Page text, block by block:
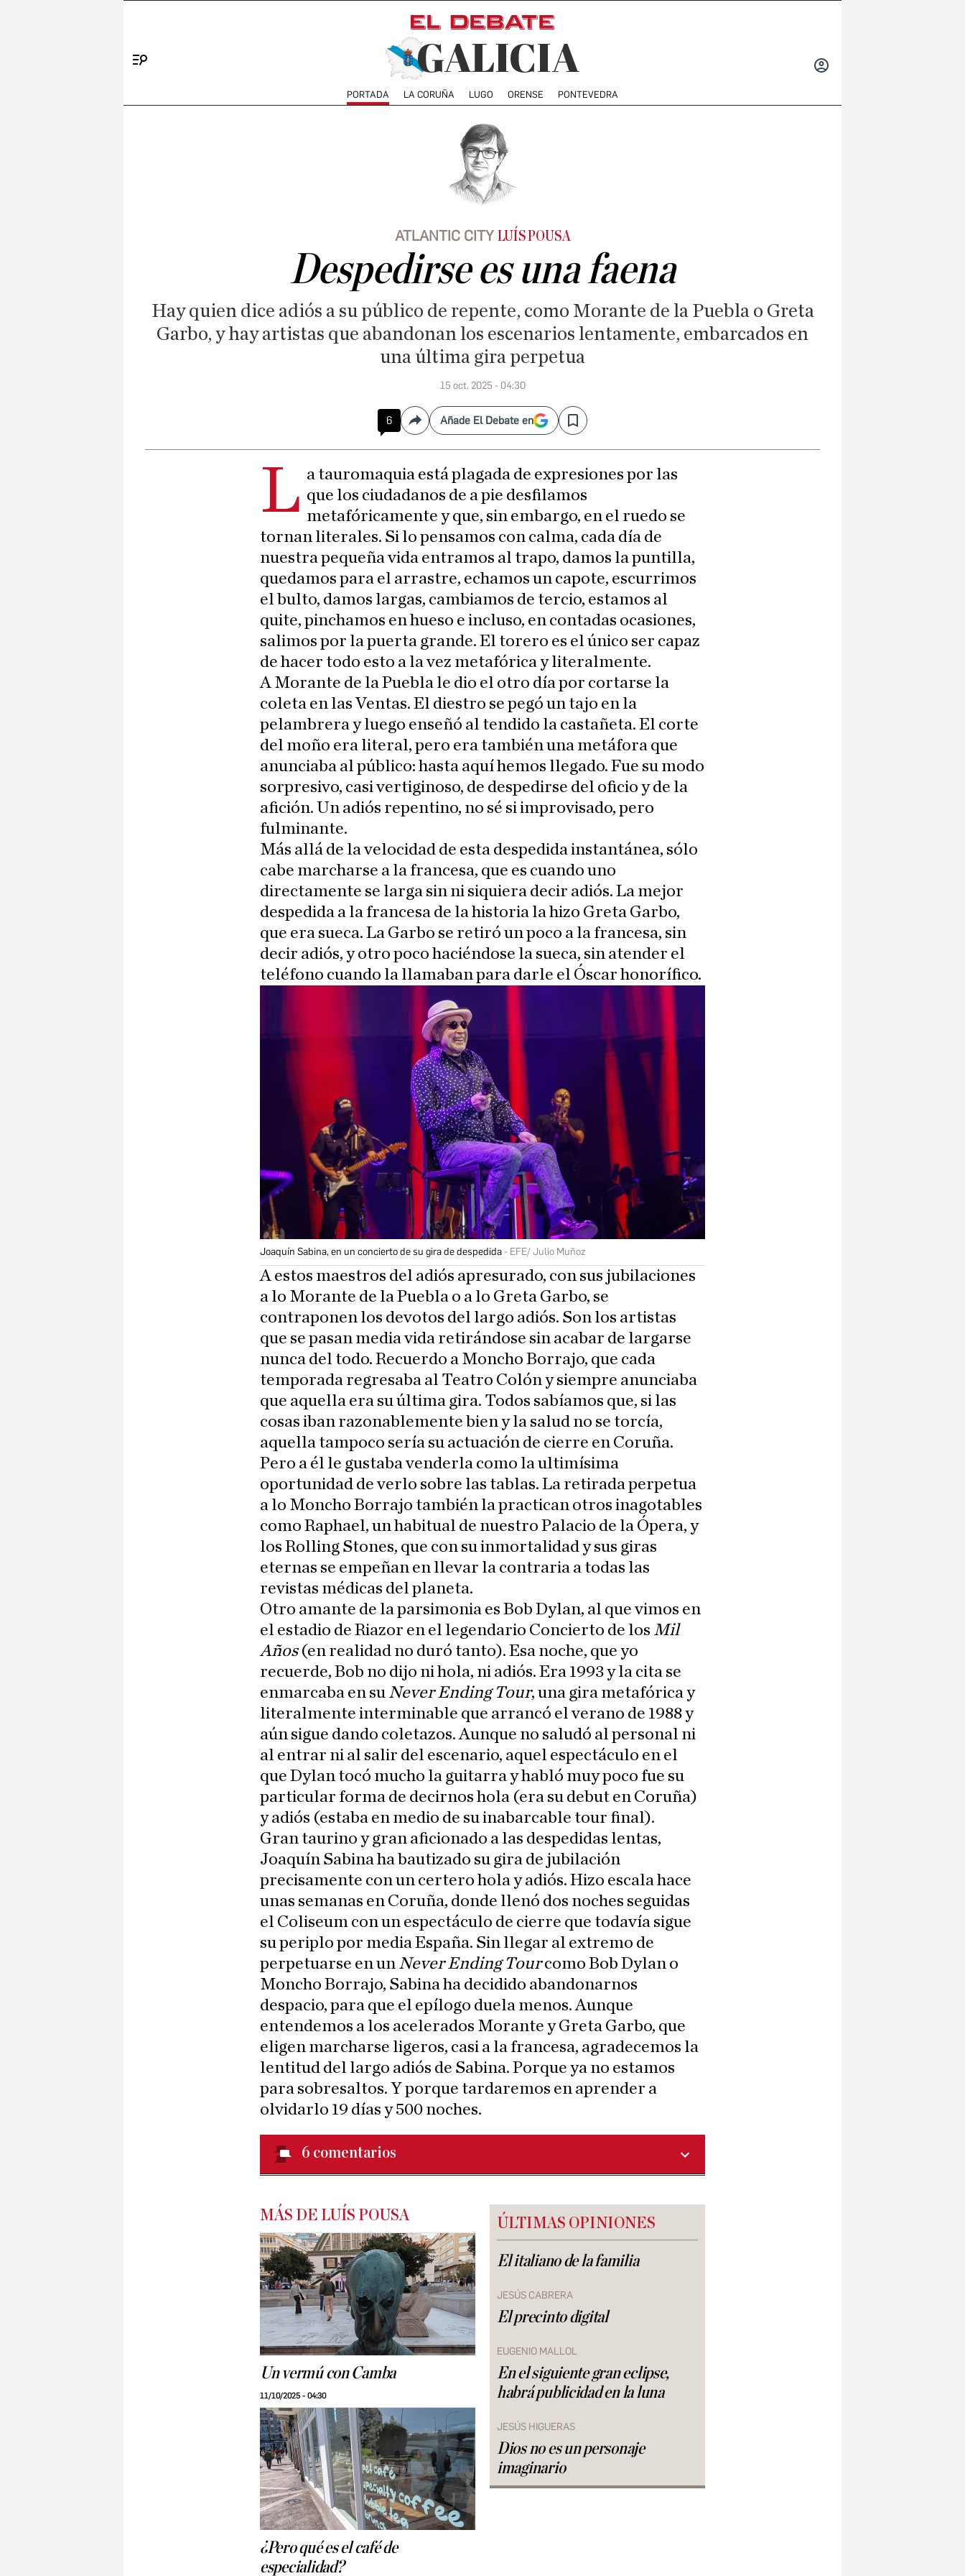
PORTADA LA CORUÑA LUGO ORENSE PONTEVEDRA
ATLANTIC CITY LUÍS POUSA
Despedirse es una faena
Hay quien dice adiós a su público de repente, como Morante de la Puebla o Greta
Garbo, y hay artistas que abandonan los escenarios lentamente, embarcados en
una última gira perpetua
15 oct. 2025 - 04:30
6 CompartirAñade El Debate en Save
L a tauromaquia está plagada de expresiones por las
que los ciudadanos de a pie desfilamos
metafóricamente y que, sin embargo, en el ruedo se
tornan literales. Si lo pensamos con calma, cada día de
nuestra pequeña vida entramos al trapo, damos la puntilla,
quedamos para el arrastre, echamos un capote, escurrimos
el bulto, damos largas, cambiamos de tercio, estamos al
quite, pinchamos en hueso e incluso, en contadas ocasiones,
salimos por la puerta grande. El torero es el único ser capaz
de hacer todo esto a la vez metafórica y literalmente.
A Morante de la Puebla le dio el otro día por cortarse la
coleta en las Ventas. El diestro se pegó un tajo en la
pelambrera y luego enseñó al tendido la castañeta. El corte
del moño era literal, pero era también una metáfora que
anunciaba al público: hasta aquí hemos llegado. Fue su modo
sorpresivo, casi vertiginoso, de despedirse del oficio y de la
afición. Un adiós repentino, no sé si improvisado, pero
fulminante.
Más allá de la velocidad de esta despedida instantánea, sólo
cabe marcharse a la francesa, que es cuando uno
directamente se larga sin ni siquiera decir adiós. La mejor
despedida a la francesa de la historia la hizo Greta Garbo,
que era sueca. La Garbo se retiró un poco a la francesa, sin
decir adiós, y otro poco haciéndose la sueca, sin atender el
teléfono cuando la llamaban para darle el Óscar honorífico.
Joaquín Sabina, en un concierto de su gira de despedida EFE/ Julio Muñoz
A estos maestros del adiós apresurado, con sus jubilaciones
a lo Morante de la Puebla o a lo Greta Garbo, se
contraponen los devotos del largo adiós. Son los artistas
que se pasan media vida retirándose sin acabar de largarse
nunca del todo. Recuerdo a Moncho Borrajo, que cada
temporada regresaba al Teatro Colón y siempre anunciaba
que aquella era su última gira. Todos sabíamos que, si las
cosas iban razonablemente bien y la salud no se torcía,
aquella tampoco sería su actuación de cierre en Coruña.
Pero a él le gustaba venderla como la ultimísima
oportunidad de verlo sobre las tablas. La retirada perpetua
a lo Moncho Borrajo también la practican otros inagotables
como Raphael, un habitual de nuestro Palacio de la Ópera, y
los Rolling Stones, que con su inmortalidad y sus giras
eternas se empeñan en llevar la contraria a todas las
revistas médicas del planeta.
Otro amante de la parsimonia es Bob Dylan, al que vimos en
el estadio de Riazor en el legendario Concierto de los Mil
Años(en realidad no duró tanto). Esa noche, que yo
recuerde, Bob no dijo ni hola, ni adiós. Era 1993 y la cita se
enmarcaba en su Never Ending Tour, una gira metafórica y
literalmente interminable que arrancó el verano de 1988 y
aún sigue dando coletazos. Aunque no saludó al personal ni
al entrar ni al salir del escenario, aquel espectáculo en el
que Dylan tocó mucho la guitarra y habló muy poco fue su
particular forma de decirnos hola (era su debut en Coruña)
y adiós (estaba en medio de su inabarcable tour final).
Gran taurino y gran aficionado a las despedidas lentas,
Joaquín Sabina ha bautizado su gira de jubilación
precisamente con un certero hola y adiós. Hizo escala hace
unas semanas en Coruña, donde llenó dos noches seguidas
el Coliseum con un espectáculo de cierre que todavía sigue
su periplo por media España. Sin llegar al extremo de
perpetuarse en un Never Ending Tourcomo Bob Dylan o
Moncho Borrajo, Sabina ha decidido abandonarnos
despacio, para que el epílogo duela menos. Aunque
entendemos a los acelerados Morante y Greta Garbo, que
eligen marcharse ligeros, casi a la francesa, agradecemos la
lentitud del largo adiós de Sabina. Porque ya no estamos
para sobresaltos. Y porque tardaremos en aprender a
olvidarlo 19 días y 500 noches.
6 comentarios
MÁS DE LUÍS POUSA
Un vermú con Camba
11/10/2025 - 04:30
¿Pero qué es el café de
especialidad?
ÚLTIMAS OPINIONES
El italiano de la familia
JESÚS CABRERA
El precinto digital
EUGENIO MALLOL
En el siguiente gran eclipse,
habrá publicidad en la luna
JESÚS HIGUERAS
Dios no es un personaje
imaginario